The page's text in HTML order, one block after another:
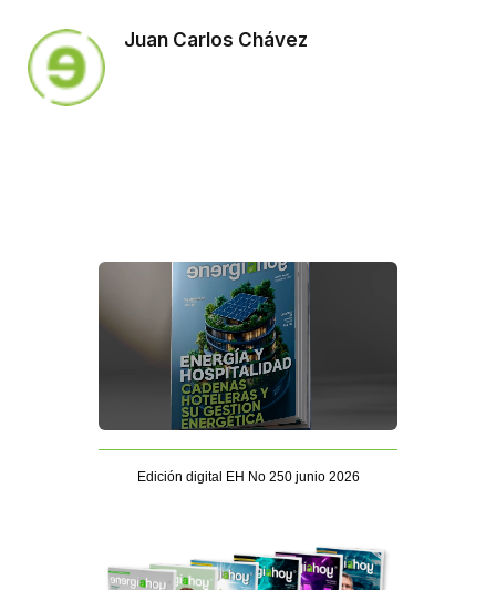
Juan Carlos Chávez
Edición digital EH No 250 junio 2026